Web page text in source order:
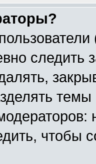
следить
чтобы